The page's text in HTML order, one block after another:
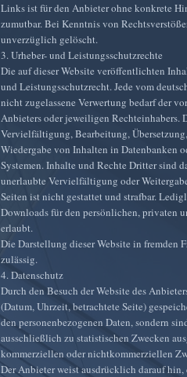
Links ist für den Anbieter ohne konkrete
zumutbar. Bei Kenntnis von
unverzüglich gelöscht.
3. Urheber- und Leistungsschutzrechte
Die auf dieser Website veröffentlichten
und Leistungsschutzrecht. Jede vom
nicht zugelassene Verwertung bedarf der
Anbieters oder jeweiligen Rechteinhabers.
Vervielfältigung, Bearbeitung,
Wiedergabe von Inhalten in Datenbanken
Systemen. Inhalte und Rechte Dritter sind
unerlaubte Vervielfältigung oder
Seiten ist nicht gestattet und strafbar.
Downloads für den persönlichen, privaten
erlaubt.
Die Darstellung dieser Website in fremden
zulässig.
4. Datenschutz
Durch den Besuch der Website des
(Datum, Uhrzeit, betrachtete Seite)
den personenbezogenen Daten, sondern
ausschließlich zu statistischen Zwecken
kommerziellen oder nichtkommerziellen
Der Anbieter weist ausdrücklich darauf